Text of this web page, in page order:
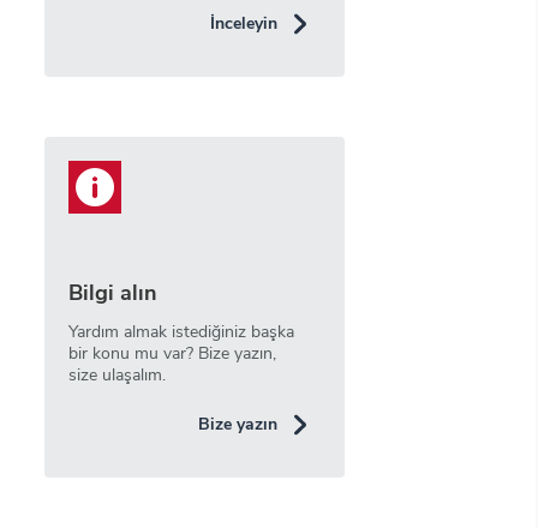
İnceleyin
Bilgi alın
Yardım almak istediğiniz başka
bir konu mu var? Bize yazın,
size ulaşalım.
Bize yazın